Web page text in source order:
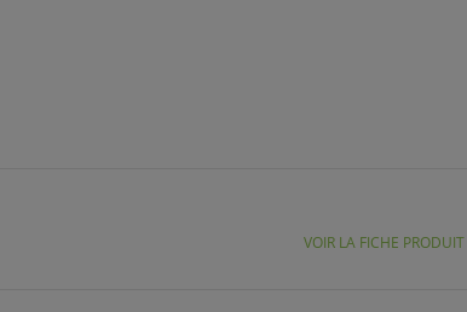
VOIR LA FICHE PRODUIT